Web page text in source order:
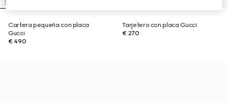
Cartera pequeña con placa
Gucci
€ 490
Tarjetero con placa Gucci
€ 270